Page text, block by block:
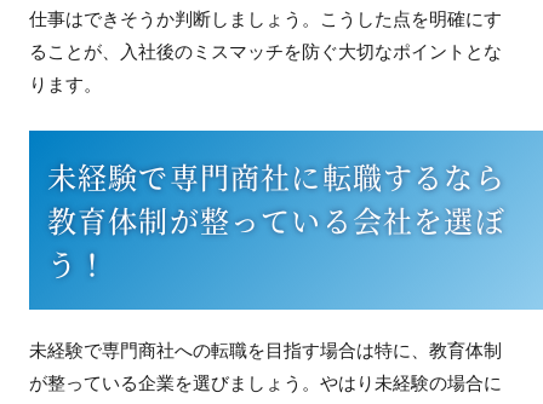
仕事はできそうか判断しましょう。こうした点を明確にす
ることが、入社後のミスマッチを防ぐ大切なポイントとな
ります。
未経験で専門商社に転職するなら
教育体制が整っている会社を選ぼ
う！
未経験で専門商社への転職を目指す場合は特に、教育体制
が整っている企業を選びましょう。やはり未経験の場合に